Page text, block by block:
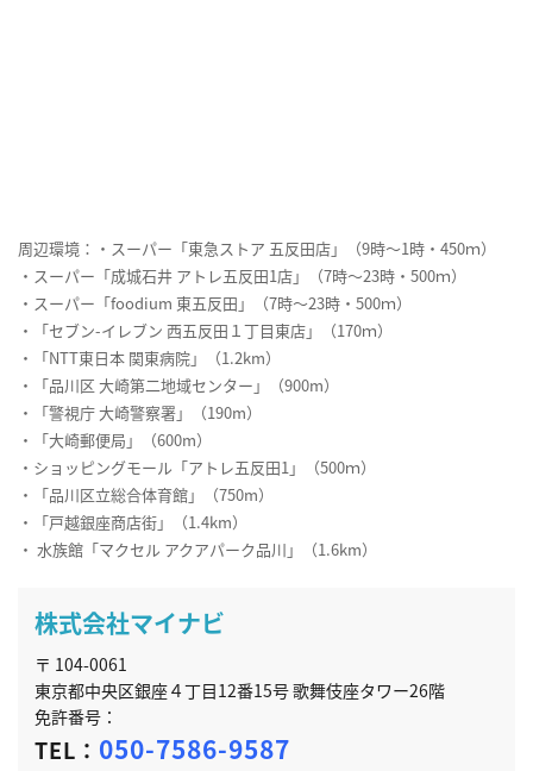
周辺環境：・スーパー「東急ストア 五反田店」（9時～1時・450ｍ）
・スーパー「成城石井 アトレ五反田1店」（7時～23時・500ｍ）
・スーパー「foodium 東五反田」（7時～23時・500ｍ）
・「セブン-イレブン 西五反田１丁目東店」（170ｍ）
・「NTT東日本 関東病院」（1.2km）
・「品川区 大崎第二地域センター」（900m）
・「警視庁 大崎警察署」（190m）
・「大崎郵便局」（600m）
・ショッピングモール「アトレ五反田1」（500ｍ）
・「品川区立総合体育館」（750m）
・「戸越銀座商店街」（1.4km）
・ 水族館「マクセル アクアパーク品川」（1.6km）
株式会社マイナビ
〒 104-0061
東京都中央区銀座４丁目12番15号 歌舞伎座タワー26階
免許番号：
TEL： 050-7586-9587